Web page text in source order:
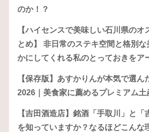
のか！？
【ハイセンスで美味しい石川県のオ
とめ】 非日常のステキ空間と格別
かにしてくれる私のとっておきをア
【保存版】あすかりんが本気で選ん
2026｜美食家に薦めるプレミアム
【吉田酒造店】銘酒「手取川」と「
を知っていますか？なるほどこんな